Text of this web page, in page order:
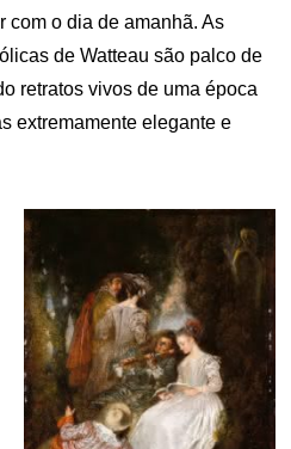
com o dia de amanhã. As
de Watteau são palco de
retratos vivos de uma época
extremamente elegante e